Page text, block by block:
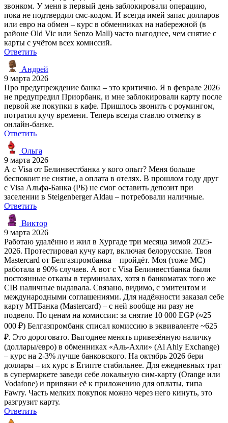
звонком. У меня в первый день заблокировали операцию,
пока не подтвердил смс-кодом. И всегда имей запас долларов
или евро на обмен – курс в обменниках на набережной (в
районе Old Vic или Senzo Mall) часто выгоднее, чем снятие с
карты с учётом всех комиссий.
Ответить
Андрей
9 марта 2026
Про предупреждение банка – это критично. Я в феврале 2026
не предупредил Приорбанк, и мне заблокировали карту после
первой же покупки в кафе. Пришлось звонить с роумингом,
потратил кучу времени. Теперь всегда ставлю отметку в
онлайн-банке.
Ответить
Ольга
9 марта 2026
А с Visa от Белинвестбанка у кого опыт? Меня больше
беспокоит не снятие, а оплата в отелях. В прошлом году друг
с Visa Альфа-Банка (РБ) не смог оставить депозит при
заселении в Steigenberger Aldau – потребовали наличные.
Ответить
Виктор
9 марта 2026
Работаю удалённо и жил в Хургаде три месяца зимой 2025-
2026. Протестировал кучу карт, включая белорусские. Твоя
Mastercard от Белгазпромбанка – пройдёт. Моя (тоже MС)
работала в 90% случаев. А вот с Visa Белинвестбанка были
постоянные отказы в терминалах, хотя в банкоматах того же
CIB наличные выдавала. Связано, видимо, с эмитентом и
международными соглашениями. Для надёжности заказал себе
карту МТБанка (Mastercard) – с ней вообще ни разу не
подвело. По ценам на комиссии: за снятие 10 000 EGP (≈25
000 ₽) Белгазпромбанк списал комиссию в эквиваленте ~625
₽. Это дороговато. Выгоднее менять привезённую наличку
(доллары/евро) в обменниках «Аль-Ахли» (Al Ahly Exchange)
– курс на 2-3% лучше банковского. На октябрь 2026 бери
доллары – их курс в Египте стабильнее. Для ежедневных трат
в супермаркете заведи себе локальную сим-карту (Orange или
Vodafone) и привяжи её к приложению для оплаты, типа
Fawry. Часть мелких покупок можно через него кинуть, это
разгрузит карту.
Ответить